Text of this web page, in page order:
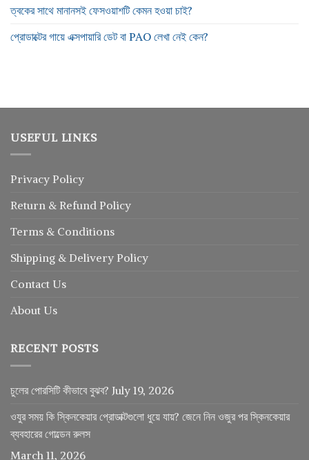
ত্বকের সাথে মানানসই ফেসওয়াশটি কেমন হওয়া চাই?
প্রোডাক্টের গায়ে এক্সপায়ারি ডেট বা PAO লেখা নেই কেন?
USEFUL LINKS
Privacy Policy
Return & Refund Policy
Terms & Conditions
Shipping & Delivery Policy
Contact Us
About Us
RECENT POSTS
চুলের পোরসিটি কীভাবে বুঝব? July 19, 2026
ওযুর সময় কি স্কিনকেয়ার প্রোডাক্টগুলো ধুয়ে যায়? জেনে নিন ওজুর পর স্কিনকেয়ার
ব্যবহারের গোল্ডেন রুলস
March 11, 2026